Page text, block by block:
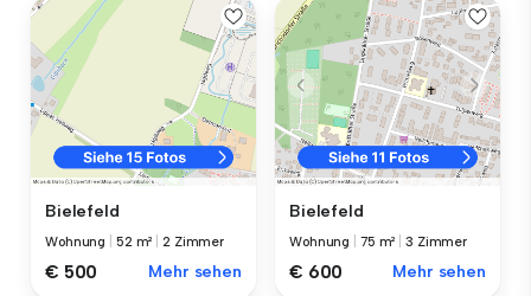
Bielefeld
Wohnung 52 m² |2 Zimmer
€ 500 Mehr sehen
Bielefeld
Wohnung 75 m² |3 Zimmer
€ 600 Mehr sehen